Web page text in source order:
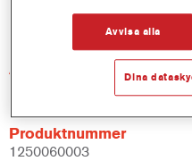
Artikelnummer
Produktnummer
1250060003
Avvisa alla
Dina